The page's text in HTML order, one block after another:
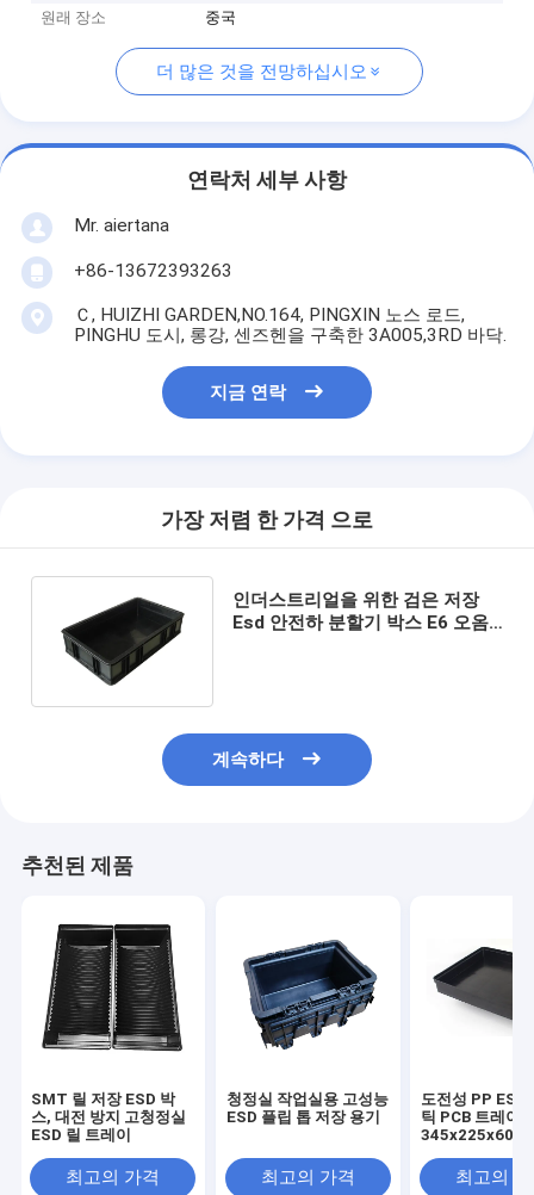
원래 장소
중국
더 많은 것을 전망하십시오
연락처 세부 사항
Mr. aiertana
+86-13672393263
Ｃ, HUIZHI GARDEN,NO.164, PINGXIN 노스 로드,
PINGHU 도시, 롱강, 센즈헨을 구축한 3A005,3RD 바닥.
지금 연락
가장 저렴 한 가격 으로
인더스트리얼을 위한 검은 저장
Esd 안전하 분할기 박스 E6 오옴
계속하다
추천된 제품
SMT 릴 저장 ESD 박
스, 대전 방지 고청정실
ESD 릴 트레이
최고의 가격
청정실 작업실용 고성능
ESD 플립 톱 저장 용기
최고의 가격
도전성 PP ESD
틱 PCB 트레이 -
급용
최고의